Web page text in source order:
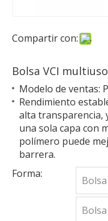
Compartir con:
Bolsa VCI
Modelo de ventas:
Rendimiento
alta transparencia,
una sola capa con
polímero puede
barrera.
Forma: